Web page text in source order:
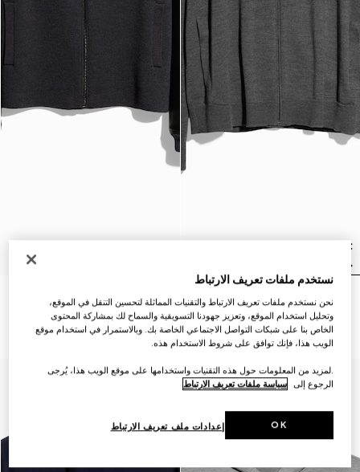
جاكيت مزوّد بسحّاب من الصوف
الناعم مع شريط ويب
SAR 9,500
جاكيت مزوّد بسحّاب من صوف
مضلّع ناعم مع ويب
SAR 14,450
نستخدم ملفات تعريف الارتباط
نحن نستخدم ملفات تعريف الارتباط والتقنيات المماثلة لتحسين التنقل في الموقع،
وتحليل استخدام الموقع، وتعزيز جهودنا التسويقية والسماح لك بمشاركة المحتوى
الخاص بنا على شبكات التواصل الاجتماعي الخاصة بك. وبالاستمرار في استخدام موقع
الويب هذا، فإنك توافق على شروط الاستخدام هذه.
.لمزيد من المعلومات حول هذه التقنيات واستخدامها على موقع الويب هذا، يُرجى
الرجوع إلى سياسة ملفات تعريف الارتباط
إعدادات ملف تعريف الارتباط OK